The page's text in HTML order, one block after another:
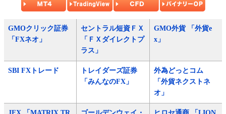
GMOクリック証券
「FXネオ」
セントラル短資ＦＸ
「ＦＸダイレクトプ
ラス」
GMO外貨 「外貨e
x」
SBI FXトレード
トレイダーズ証券
「みんなのFX」
外為どっとコム
「外貨ネクストネ
オ」